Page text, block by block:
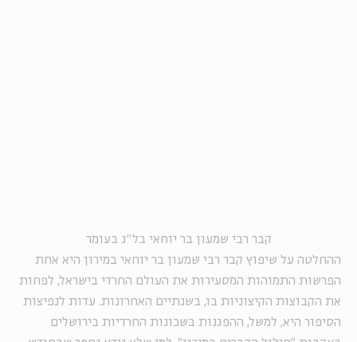
קבר רבי שמעון בר יוחאי בל"ג בעומר
ההחלטה על שיפוץ קבר רבי שמעון בר יוחאי במירון היא אחת
הפרשות התמוהות המסעירות את העולם החרדי בישראל, לפחות
את הקבוצות הקיצוניות בו, בשנתיים האחרונות. עדות לנפיצות
הסיפור היא, למשל, ההפגנות בשכונות החרדיות בירושלים